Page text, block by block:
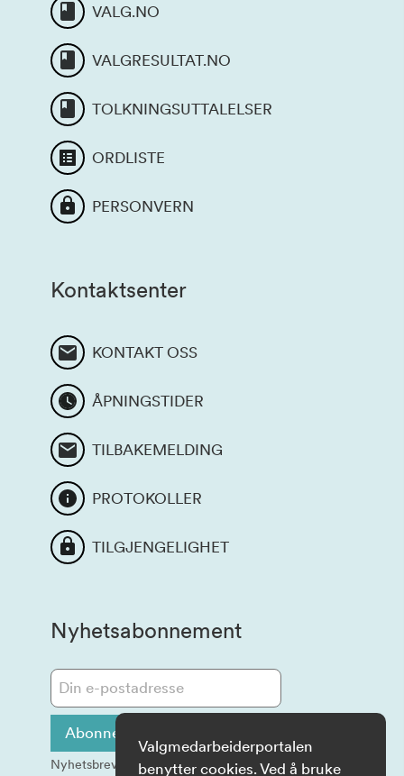
VALG.NO
VALGRESULTAT.NO
TOLKNINGSUTTALELSER
ORDLISTE
PERSONVERN
Kontaktsenter
KONTAKT OSS
ÅPNINGSTIDER
TILBAKEMELDING
PROTOKOLLER
TILGJENGELIGHET
Nyhetsabonnement
Abonner på informasjon
Nyhetsbrev sendes ut på e-post
Valgmedarbeiderportalen
benytter cookies. Ved å bruke